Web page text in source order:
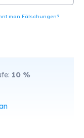
man Fälschungen?
10 %